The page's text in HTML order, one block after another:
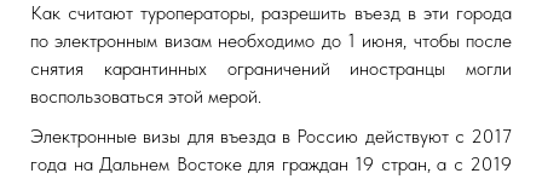
Как считают туроператоры, разрешить въезд в эти города
по электронным визам необходимо до 1 июня, чтобы после
снятия карантинных ограничений иностранцы могли
воспользоваться этой мерой.
Электронные визы для въезда в Россию действуют с 2017
года на Дальнем Востоке для граждан 19 стран, а с 2019